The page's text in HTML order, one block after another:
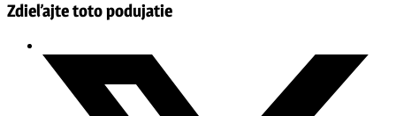
Zdieľajte toto podujatie